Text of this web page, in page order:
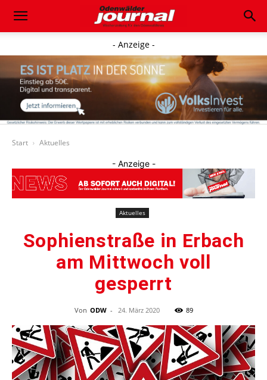
- Anzeige -
Start Aktuelles
- Anzeige -
Aktuelles
Sophienstraße in Erbach
am Mittwoch voll
gesperrt
Von ODW - 24. März 2020 89